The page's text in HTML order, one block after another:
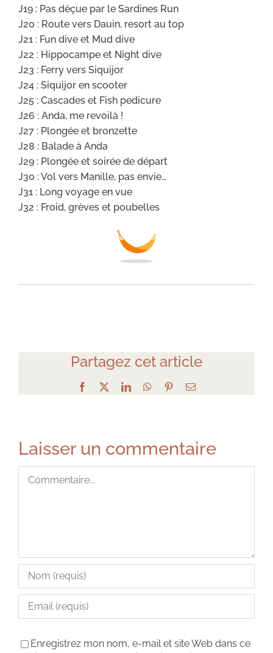
J19 : Pas déçue par le Sardines Run
J20 : Route vers Dauin, resort au top
J21 : Fun dive et Mud dive
J22 : Hippocampe et Night dive
J23 : Ferry vers Siquijor
J24 : Siquijor en scooter
J25 : Cascades et Fish pedicure
J26 : Anda, me revoilà !
J27 : Plongée et bronzette
J28 : Balade à Anda
J29 : Plongée et soirée de départ
J30 : Vol vers Manille, pas envie…
J31 : Long voyage en vue
J32 : Froid, grèves et poubelles
Partagez cet article
Facebook LinkedInWhatsApp
PinterestEmail
Laisser un commentaire
Enregistrez mon nom, e-mail et site Web dans ce